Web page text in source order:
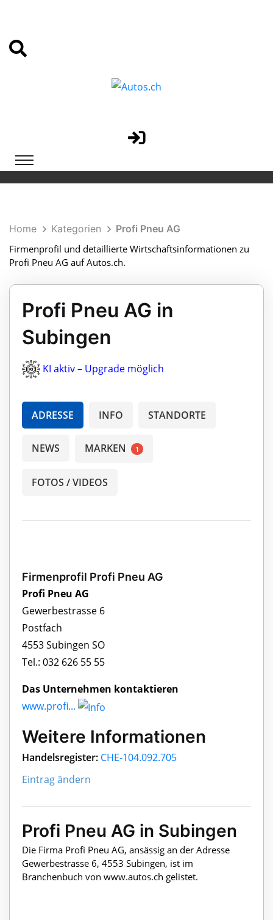
Home Kategorien
Profi Pneu AG
Firmenprofil und detaillierte Wirtschaftsinformationen zu
Profi Pneu AG auf Autos.ch.
Profi Pneu AG in
Subingen
KI aktiv – Upgrade möglich
ADRESSE INFO STANDORTE
NEWS MARKEN 1
FOTOS / VIDEOS
Firmenprofil Profi Pneu AG
Profi Pneu AG
Gewerbestrasse 6
Postfach
4553 Subingen SO
Tel.: 032 626 55 55
Das Unternehmen kontaktieren
www.profi...
Weitere Informationen
Handelsregister: CHE-104.092.705
Eintrag ändern
Profi Pneu AG in Subingen
Die Firma Profi Pneu AG, ansässig an der Adresse
Gewerbestrasse 6, 4553 Subingen, ist im
Branchenbuch von www.autos.ch gelistet.